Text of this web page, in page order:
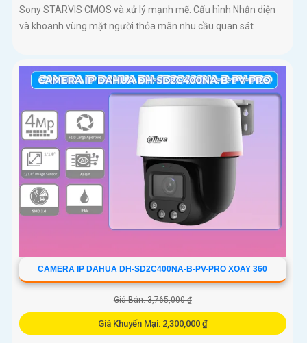
Sony STARVIS CMOS và xử lý mạnh mẽ. Cấu hình Nhận diện
và khoanh vùng mặt người thỏa mãn nhu cầu quan sát
CAMERA IP DAHUA DH-SD2C400NA-B-PV-PRO XOAY 360
Giá Bán: 3,765,000 ₫
Giá Khuyến Mại: 2,300,000 ₫